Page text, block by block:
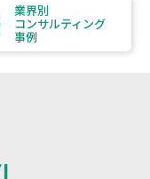
業界別
コンサルティング
事例